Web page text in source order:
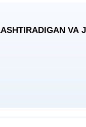
VA